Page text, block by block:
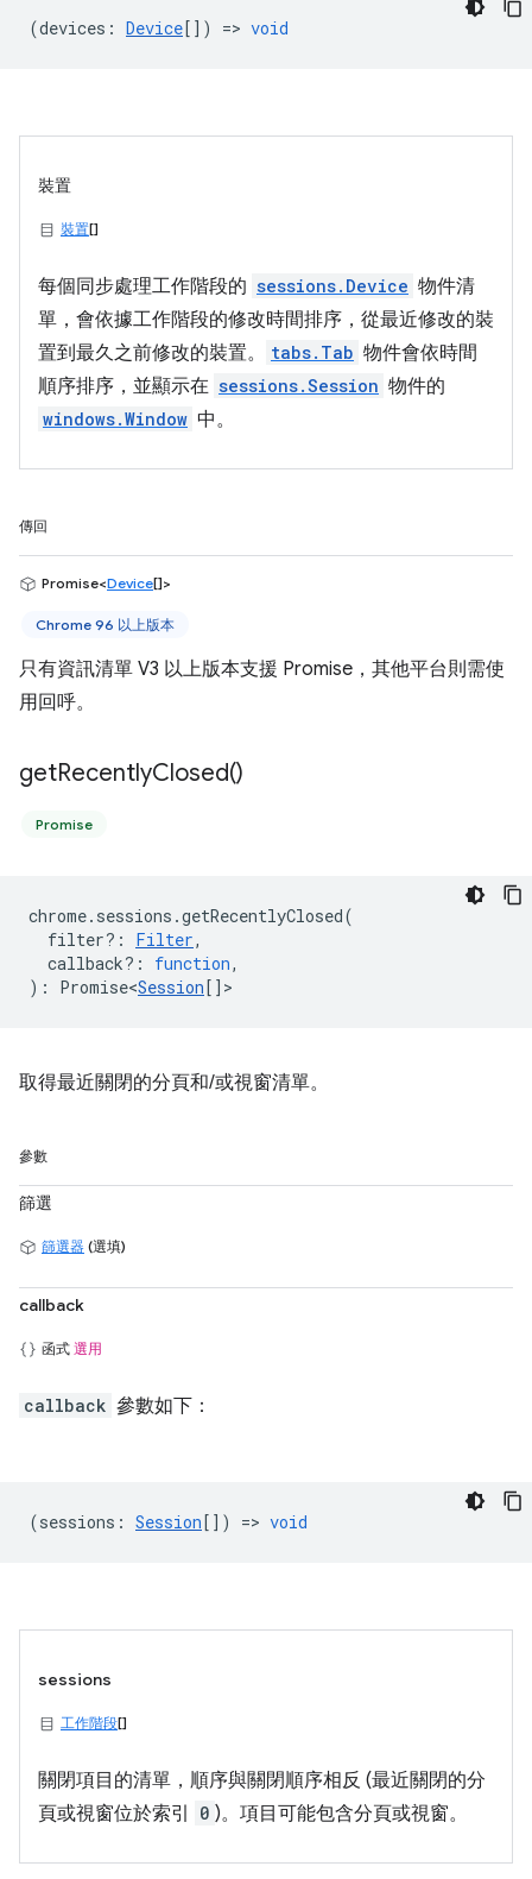
(devices : Device[]) => void
裝置
裝置[]
每個同步處理工作階段的 sessions.Device 物件清
單，會依據工作階段的修改時間排序，從最近修改的裝
置到最久之前修改的裝置。
tabs.Tab 物件會依時間
順序排序，並顯示在 sessions.Session 物件的
windows.Window 中。
傳回
Promise<Device[]>
Chrome 96 以上版本
只有資訊清單 V3 以上版本支援 Promise，其他平台則需使
用回呼。
getRecentlyClosed()
Promise
chrome. sessions .getRecentlyClosed(
filter? : Filter,
callback? : function,
) : Promise<Session[] >
取得最近關閉的分頁和/或視窗清單。
參數
篩選
篩選器 (選填)
callback
函式 選用
callback 參數如下：
(sessions : Session[]) => void
sessions
工作階段[]
關閉項目的清單，順序與關閉順序相反 (最近關閉的分
頁或視窗位於索引
0 )。項目可能包含分頁或視窗。